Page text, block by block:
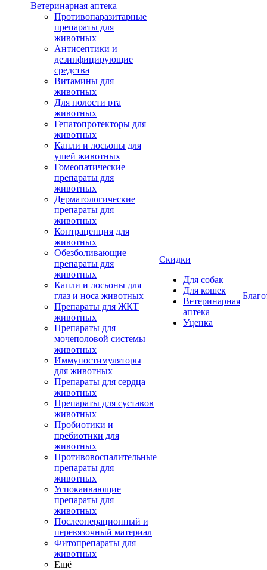
Ветеринарная аптека
Противопаразитарные
препараты для
животных
Антисептики и
дезинфицирующие
средства
Витамины для
животных
Для полости рта
животных
Гепатопротекторы для
животных
Капли и лосьоны для
ушей животных
Гомеопатические
препараты для
животных
Дерматологические
препараты для
животных
Контрацепция для
животных
Обезболивающие
препараты для
животных
Капли и лосьоны для
глаз и носа животных
Препараты для ЖКТ
животных
Препараты для
мочеполовой системы
животных
Иммуностимуляторы
для животных
Препараты для сердца
животных
Препараты для суставов
животных
Пробиотики и
пребиотики для
животных
Противовоспалительные
препараты для
животных
Успокаивающие
препараты для
животных
Послеоперационный и
перевязочный материал
Фитопрепараты для
животных
Ещё
Скидки
Для собак
Для кошек
Ветеринарная
аптека
Уценка